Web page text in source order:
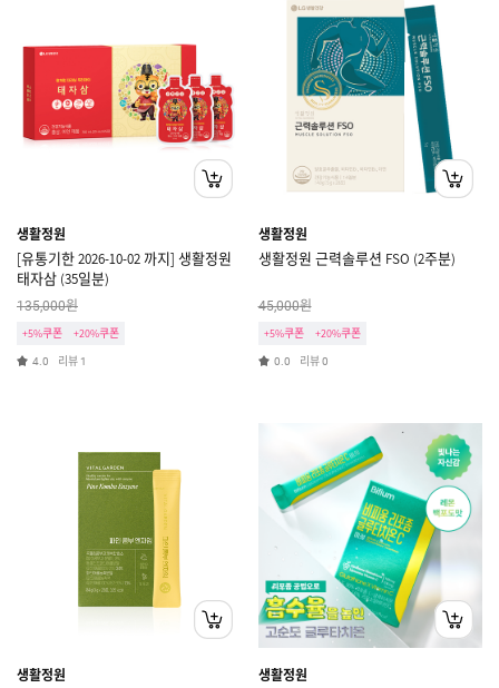
생활정원
[유통기한 2026-10-02 까지] 생활정원
태자삼 (35일분)
135,000원
+5%쿠폰 +20%쿠폰
4.0 리뷰 1
생활정원
생활정원 근력솔루션 FSO (2주분)
45,000원
+5%쿠폰 +20%쿠폰
0.0 리뷰0
생활정원 생활정원